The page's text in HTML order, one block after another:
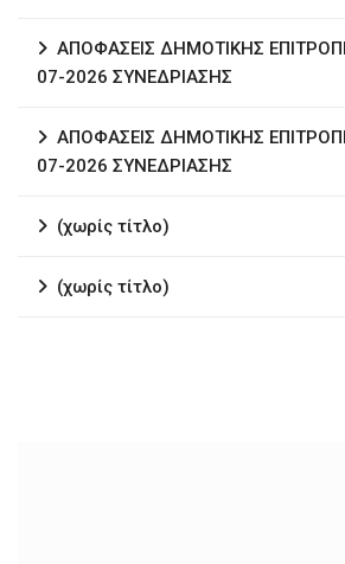
ΑΠΟΦΑΣΕΙΣ ΔΗΜΟΤΙΚΗΣ
07-2026 ΣΥΝΕΔΡΙΑΣΗΣ
ΑΠΟΦΑΣΕΙΣ ΔΗΜΟΤΙΚΗΣ
07-2026 ΣΥΝΕΔΡΙΑΣΗΣ
(χωρίς τίτλο)
(χωρίς τίτλο)